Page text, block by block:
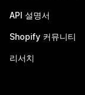
API 설명서
Shopify 커뮤니티
리서치